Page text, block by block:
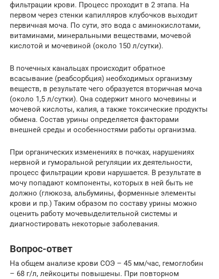
фильтрации крови. Процесс проходит в 2 этапа. На
первом через стенки капилляров клубочков выходит
первичная моча. По сути, это вода с аминокислотами,
витаминами, минеральными веществами, мочевой
кислотой и мочевиной (около 150 л/сутки).
В почечных канальцах происходит обратное
всасывание (реабсорбция) необходимых организму
веществ, в результате чего образуется вторичная моча
(около 1,5 л/сутки). Она содержит много мочевины и
мочевой кислоты, калия, а также токсические продукты
обмена. Состав урины определяется факторами
внешней среды и особенностями работы организма.
При органических изменениях в почках, нарушениях
нервной и гуморальной регуляции их деятельности,
процесс фильтрации крови нарушается. В результате в
мочу попадают компоненты, которых в ней быть не
должно (глюкоза, альбумины, форменные элементы
крови и пр.) Таким образом по составу урины можно
оценить работу мочевыделительной системы и
диагностировать некоторые заболевания.
Вопрос-ответ
На общем анализе крови СОЭ – 45 мм/час, гемоглобин
– 68 г/л, лейкоциты повышены. При повторном